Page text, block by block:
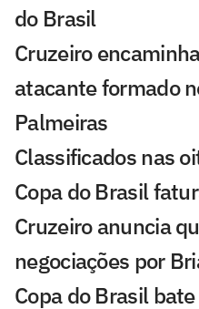
do Brasil
Cruzeiro
atacante formado
Palmeiras
Classificados nas
Copa do Brasil
Cruzeiro anuncia
negociações por
Copa do Brasil